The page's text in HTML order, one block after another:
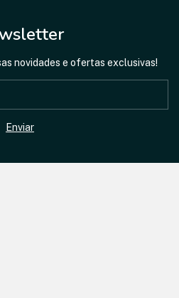
novidades e ofertas exclusivas!